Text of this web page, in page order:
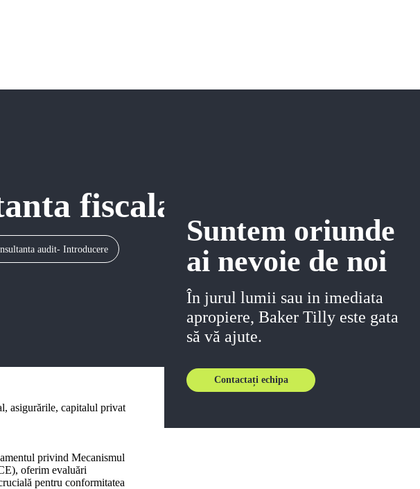
fiscala
audit- Introducere
asigurările, capitalul privat
privind Mecanismul
oferim evaluări
pentru conformitatea
Suntem oriunde
ai nevoie de noi
În jurul lumii sau in imediata
apropiere, Baker Tilly este gata
să vă ajute.
Contactați echipa